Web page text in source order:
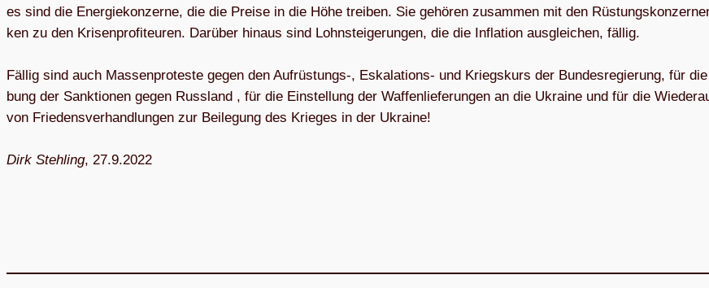
es sind die Ener­gie­kon­zerne, die die Preise in die Höhe trei­ben. Sie gehö­ren zusam­men mit den
ken zu den Kri­sen­pro­fi­teu­ren. Dar­über hin­aus sind Lohn­stei­ge­run­gen, die die Infla­tion aus­glei­chen, fäl­lig.
Fäl­lig sind auch Mas­sen­pro­teste gegen den Aufrüstungs‑, Eska­la­ti­ons- und Kriegs­kurs der Bun­des­re­gie­rung, für
bung der Sank­tio­nen gegen Russ­land , für die Ein­stel­lung der Waf­fen­lie­fe­run­gen an die Ukraine und für die
von Frie­dens­ver­hand­lun­gen zur Bei­le­gung des Krie­ges in der Ukraine!
Dirk Steh­ling, 27.9.2022